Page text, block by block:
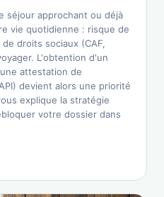
séjour approchant ou déjà
vie quotidienne : risque de
droits sociaux (CAF,
L'obtention d'un
attestation de
devient alors une priorité
explique la stratégie
votre dossier dans